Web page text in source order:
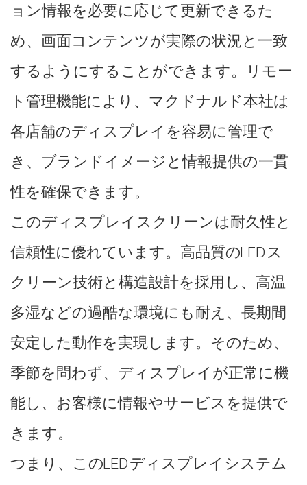
ョン情報を必要に応じて更新できるた
め、画面コンテンツが実際の状況と一致
するようにすることができます。リモー
ト管理機能により、マクドナルド本社は
各店舗のディスプレイを容易に管理で
き、ブランドイメージと情報提供の一貫
性を確保できます。
このディスプレイスクリーンは耐久性と
信頼性に優れています。高品質のLEDス
クリーン技術と構造設計を採用し、高温
多湿などの過酷な環境にも耐え、長期間
安定した動作を実現します。そのため、
季節を問わず、ディスプレイが正常に機
能し、お客様に情報やサービスを提供で
きます。
つまり、このLEDディスプレイシステム